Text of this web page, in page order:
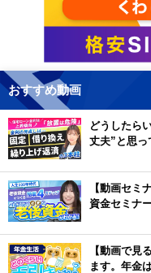
おすすめ動画
どうしたら
丈夫”と思っ
【動画セミ
資金セミナ
【動画で見
ます。年金